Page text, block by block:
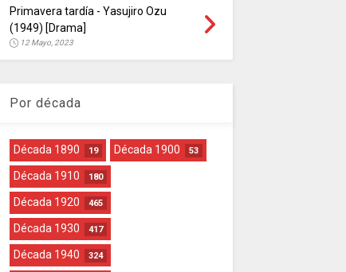
Primavera tardía - Yasujiro Ozu
(1949) [Drama]
12 Mayo, 2023
Por década
Década 1890 19 Década 1900 53
Década 1910 180
Década 1920 465
Década 1930 417
Década 1940 324